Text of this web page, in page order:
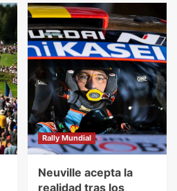
Rally Mundial
Neuville acepta la
realidad tras los